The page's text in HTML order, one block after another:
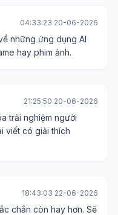
04:33:23 20-06-2026
những ứng dụng AI
hay phim ảnh.
21:25:50 20-06-2026
trải nghiệm người
viết có giải thích
18:43:03 22-06-2026
chắn còn hay hơn. Sẽ